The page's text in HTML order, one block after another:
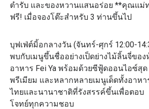
ตำรับ และของหวานแสนอร่อย **คุณแม่
ฟรี! เมื่อจองโต๊ะสำหรับ 3 ท่านขึ้นไป
บุฟเฟ่ต์มิ้อกลางวัน (จันทร์-ศุกร์ 12:00-
พบกับเมนูขึ้นชื่ออย่างเป็ดย่างไม้ลิ้นจี่ของ
อาหาร Fei Ya พร้อมด้วยซีฟู้ดออนไอซ์สุด
พรีเมียม และหลากหลายเมนูเด็ดทั้งอาหา
ไทยและนานาชาติที่รังสรรค์ขึ้นเพื่อตอบ
โจทย์ทุกความชอบ